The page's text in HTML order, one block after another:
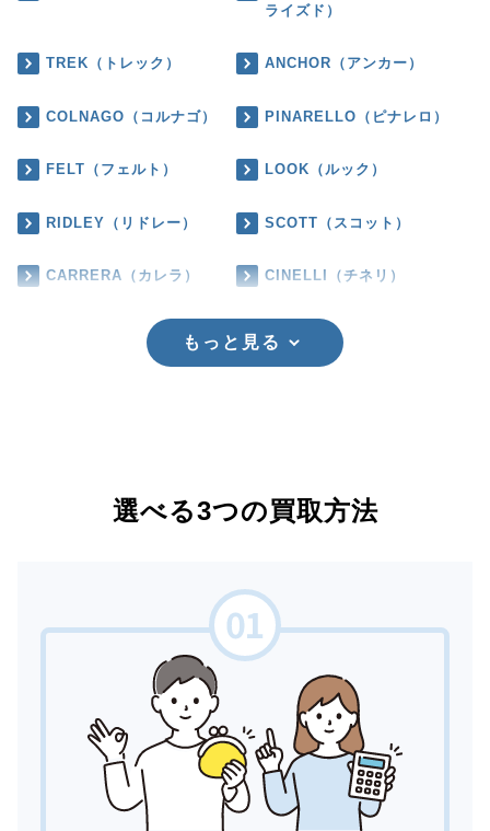
ライズド）
TREK（トレック） ANCHOR（アンカー）
COLNAGO（コルナゴ） PINARELLO（ピナレロ）
FELT（フェルト） LOOK（ルック）
RIDLEY（リドレー） SCOTT（スコット）
CARRERA（カレラ） CINELLI（チネリ）
もっと見る
選べる3つの買取方法